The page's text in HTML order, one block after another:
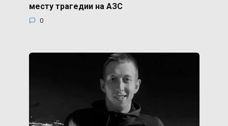
месту трагедии на АЗС
0